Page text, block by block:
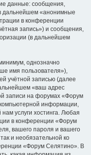
данные: сообщения,
дальнейшем «анонимные
в конференции
запись») и сообщения,
(в дальнейшем
однозначно
имя пользователя»),
учётной записью (далее
«ваш адрес
записи на форумах «Форум
информации,
услуги хостинга. Любая
в конференции «Форум
вашего пароля и вашего
и необязательной ко
«Форум Селятино». В